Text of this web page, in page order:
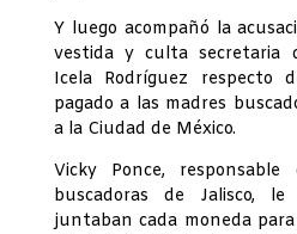
Y luego acompañó la
vestida y culta secretaria
Icela Rodríguez respecto
pagado a las madres
a la Ciudad de México.
Vicky Ponce,
buscadoras de Jalisco,
juntaban cada moneda